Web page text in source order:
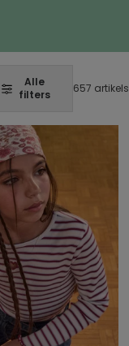
Alle
filters
657 artikels